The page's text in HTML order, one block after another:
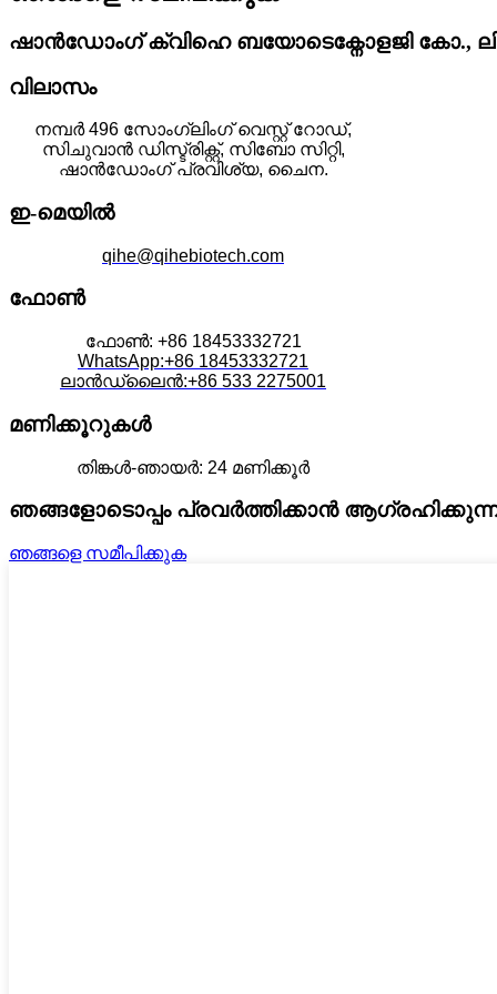
ഷാൻഡോംഗ് ക്വിഹെ ബയോടെക്നോളജി കോ.,
വിലാസം
നമ്പർ 496 സോംഗ്ലിംഗ് വെസ്റ്റ് റോഡ്,
സിചുവാൻ ഡിസ്ട്രിക്റ്റ്, സിബോ സിറ്റി,
ഷാൻഡോംഗ് പ്രവിശ്യ, ചൈന.
ഇ-മെയിൽ
qihe@qihebiotech.com
ഫോൺ
ഫോൺ: +86 18453332721
WhatsApp:+86 18453332721
ലാൻഡ്‌ലൈൻ:+86 533 2275001
മണിക്കൂറുകൾ
തിങ്കൾ-ഞായർ: 24 മണിക്കൂർ
ഞങ്ങളോടൊപ്പം പ്രവർത്തിക്കാൻ
ഞങ്ങളെ സമീപിക്കുക